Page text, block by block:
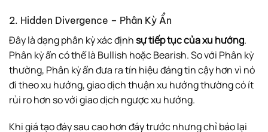
2. Hidden Divergence – Phân Kỳ Ẩn
Đây là dạng phân kỳ xác địnhsự tiếp tục của xu hướng.
Phân kỳ ẩn có thể là Bullish hoặc Bearish. So với Phân kỳ
thường, Phân kỳ ẩn đưa ra tín hiệu đáng tin cậy hơn vì nó
đi theo xu hướng, giao dịch thuận xu hướng thường có ít
rủi ro hơn so với giao dịch ngược xu hướng.
Khi giá tạo đáy sau cao hơn đáy trước nhưng chỉ báo lại